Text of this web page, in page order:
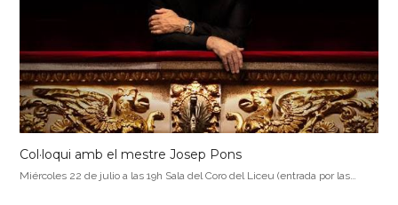
Col·loqui amb el mestre Josep Pons
Miércoles 22 de julio a las 19h Sala del Coro del Liceu (entrada por las…